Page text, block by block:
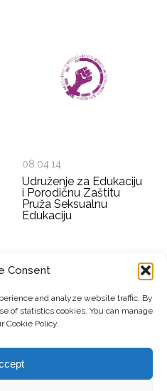
Consent
and analyze website traffic. By
of statistics cookies. You can manage
Cookie Policy.
08.04.14
Udruženje za Edukaciju
i Porodičnu Zaštitu
Pruža Seksualnu
Edukaciju
Sva prava zadržana.